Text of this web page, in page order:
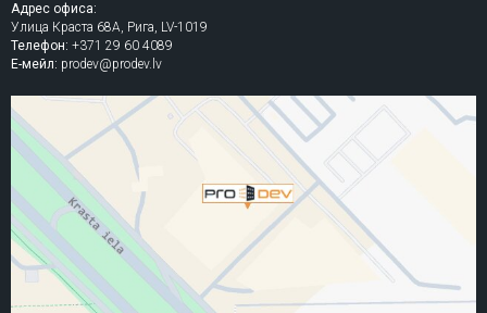
Адрес офиса:
Улица Краста 68A, Рига, LV-1019
Телефон: +371 29 60 4089
Е-мейл: prodev@prodev.lv